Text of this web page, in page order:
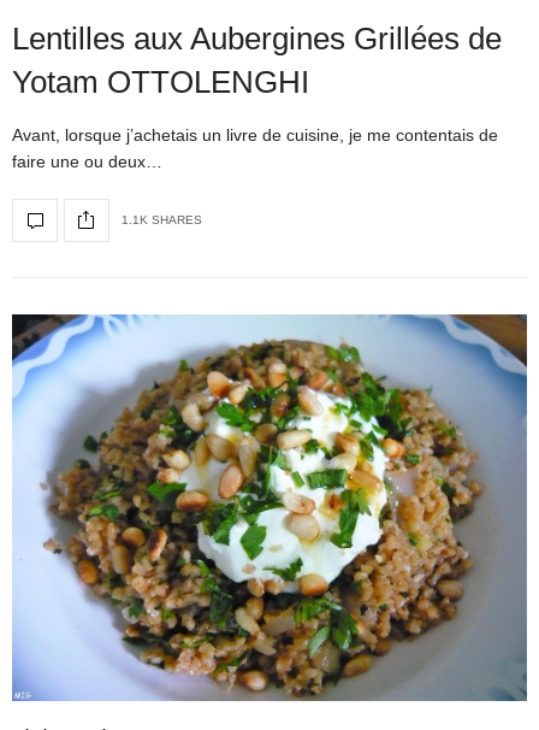
Lentilles aux Aubergines Grillées de
Yotam OTTOLENGHI
Avant, lorsque j’achetais un livre de cuisine, je me contentais de
faire une ou deux…
1.1K SHARES